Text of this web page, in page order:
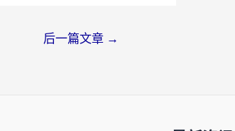
后一篇文章 →